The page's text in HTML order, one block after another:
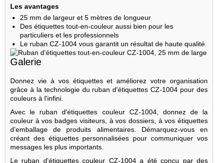
Les avantages
25 mm de largeur et 5 mètres de longueur
Des étiquettes tout-en-couleur aussi bien pour les
particuliers et les professionnels
Le ruban CZ-1004 vous garantit un résultat de haute qualité
Galerie
Donnez vie à vos étiquettes et améliorez votre organisation
grâce à la technologie du ruban d'étiquettes CZ-1004 pour des
couleurs à l'infini.
Avec le ruban d'étiquettes couleur CZ-1004, donnez de la
couleur à vos badges visiteurs, à vos dossiers, à vos étiquettes
d'emballage de produits alimentaires. Démarquez-vous en
créant des étiquettes personnalisées pour communiquer vos
messages les plus importants.
Le ruban d'étiquettes couleur CZ-1004 a été conçu par des